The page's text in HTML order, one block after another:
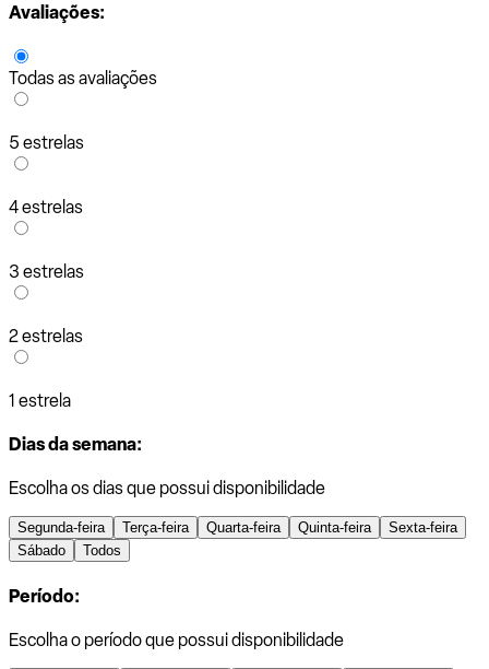
Avaliações:
Todas as avaliações
5 estrelas
4 estrelas
3 estrelas
2 estrelas
1 estrela
Dias da semana:
Escolha os dias que possui disponibilidade
Segunda-feira Terça-feira Quarta-feira Quinta-feira
Sexta-feira
Sábado
Todos
Período:
Escolha o período que possui disponibilidade